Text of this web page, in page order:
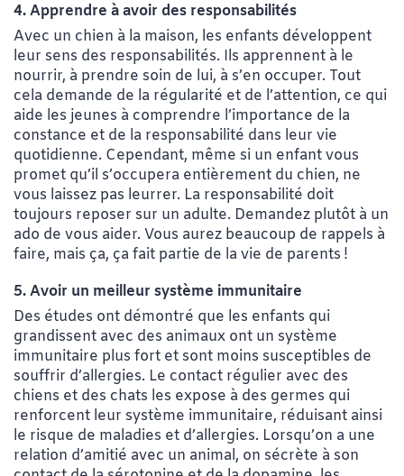
4. Apprendre à avoir des responsabilités
Avec un chien à la maison, les enfants développent
leur sens des responsabilités. Ils apprennent à le
nourrir, à prendre soin de lui, à s’en occuper. Tout
cela demande de la régularité et de l’attention, ce qui
aide les jeunes à comprendre l’importance de la
constance et de la responsabilité dans leur vie
quotidienne. Cependant, même si un enfant vous
promet qu’il s’occupera entièrement du chien, ne
vous laissez pas leurrer. La responsabilité doit
toujours reposer sur un adulte. Demandez plutôt à un
ado de vous aider. Vous aurez beaucoup de rappels à
faire, mais ça, ça fait partie de la vie de parents !
5. Avoir un meilleur système immunitaire
Des études ont démontré que les enfants qui
grandissent avec des animaux ont un système
immunitaire plus fort et sont moins susceptibles de
souffrir d’allergies. Le contact régulier avec des
chiens et des chats les expose à des germes qui
renforcent leur système immunitaire, réduisant ainsi
le risque de maladies et d’allergies. Lorsqu’on a une
relation d’amitié avec un animal, on sécrète à son